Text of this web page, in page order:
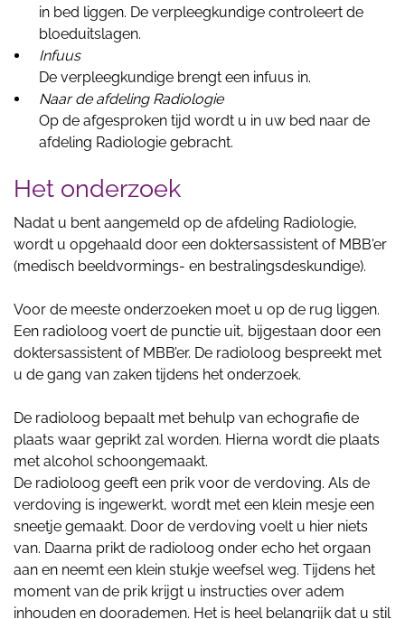
in bed liggen. De verpleegkundige controleert de
bloeduitslagen.
Infuus
De verpleegkundige brengt een infuus in.
Naar de afdeling Radiologie
Op de afgesproken tijd wordt u in uw bed naar de
afdeling Radiologie gebracht.
Het onderzoek
Nadat u bent aangemeld op de afdeling Radiologie,
wordt u opgehaald door een doktersassistent of MBB'er
(medisch beeldvormings- en bestralingsdeskundige).
Voor de meeste onderzoeken moet u op de rug liggen.
Een radioloog voert de punctie uit, bijgestaan door een
doktersassistent of MBB’er. De radioloog bespreekt met
u de gang van zaken tijdens het onderzoek.
De radioloog bepaalt met behulp van echografie de
plaats waar geprikt zal worden. Hierna wordt die plaats
met alcohol schoongemaakt.
De radioloog geeft een prik voor de verdoving. Als de
verdoving is ingewerkt, wordt met een klein mesje een
sneetje gemaakt. Door de verdoving voelt u hier niets
van. Daarna prikt de radioloog onder echo het orgaan
aan en neemt een klein stukje weefsel weg. Tijdens het
moment van de prik krijgt u instructies over adem
inhouden en doorademen. Het is heel belangrijk dat u stil